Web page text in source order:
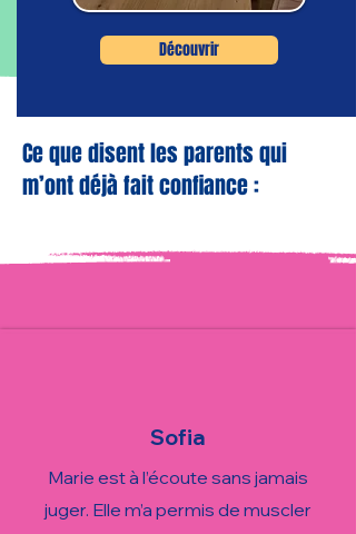
Découvrir
Ce que disent les parents qui
m’ont déjà fait confiance :
Sofia
Marie est à l’écoute sans jamais
juger. Elle m’a permis de muscler